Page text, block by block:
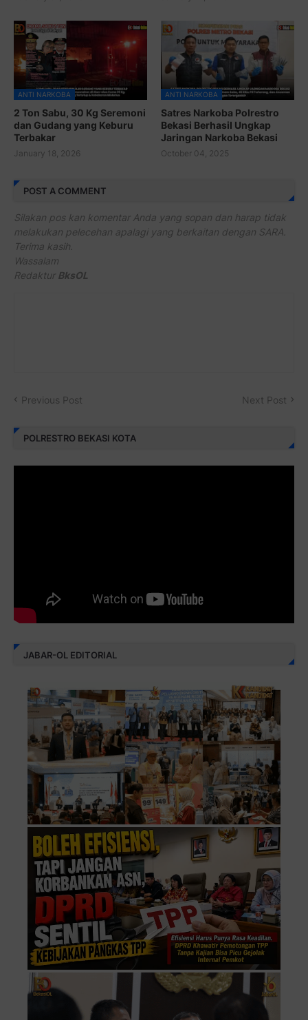
ANTI NARKOBA
2 Ton Sabu, 30 Kg Seremoni
dan Gudang yang Keburu
Terbakar
January 18, 2026
ANTI NARKOBA
Satres Narkoba Polrestro
Bekasi Berhasil Ungkap
Jaringan Narkoba Bekasi
October 04, 2025
POST A COMMENT
Silakan pos kan komentar Anda yang sopan dan harap tidak
melakukan pelecehan apalagi yang berkaitan dengan SARA.
Terima kasih.
Wassalam
Redaktur BksOL
Previous Post Next Post
POLRESTRO BEKASI KOTA
JABAR-OL EDITORIAL